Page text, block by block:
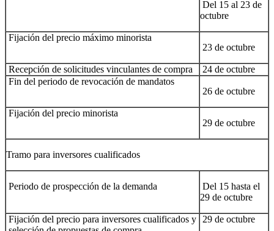
Del 15 al 23 de
octubre
Fijación del precio máximo minorista
23 de octubre
Recepción de solicitudes vinculantes de compra
24 de octubre
Fin del periodo de revocación de mandatos
26 de octubre
Fijación del precio minorista
29 de octubre
Tramo para inversores cualificados
Periodo de prospección de la demanda
Del 15 hasta el
29 de octubre
Fijación del precio para inversores cualificados y
29 de octubre